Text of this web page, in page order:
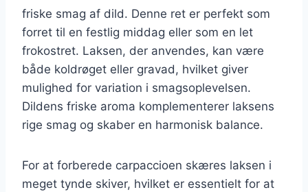
friske smag af dild. Denne ret er perfekt som
forret til en festlig middag eller som en let
frokostret. Laksen, der anvendes, kan være
både koldrøget eller gravad, hvilket giver
mulighed for variation i smagsoplevelsen.
Dildens friske aroma komplementerer laksens
rige smag og skaber en harmonisk balance.
For at forberede carpaccioen skæres laksen i
meget tynde skiver, hvilket er essentielt for at